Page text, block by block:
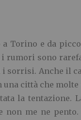
a Torino e da
i rumori sono
sorrisi. Anche il
città che molte
la tentazione.
non me ne